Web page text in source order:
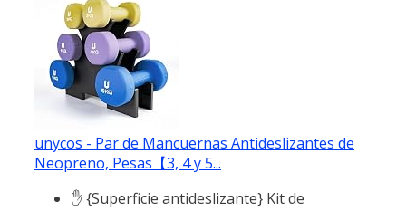
unycos - Par de Mancuernas Antideslizantes de
Neopreno, Pesas【3, 4 y 5...
✋ {Superficie antideslizante} Kit de